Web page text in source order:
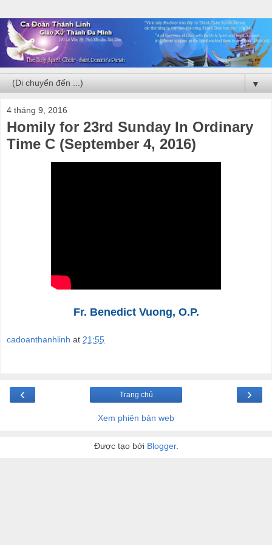
▼
4 tháng 9, 2016
Homily for 23rd Sunday In Ordinary
Time C (September 4, 2016)
Fr. Benedict Vuong, O.P.
cadoanthanhlinh at 21:55
‹ ›
Trang chủ
Xem phiên bản web
Được tạo bởi Blogger.